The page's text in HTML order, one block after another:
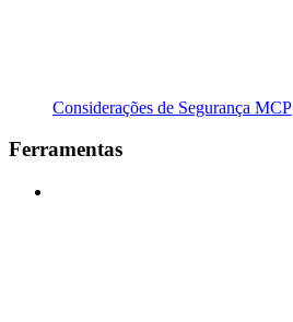
Considerações de Segurança MCP
Ferramentas